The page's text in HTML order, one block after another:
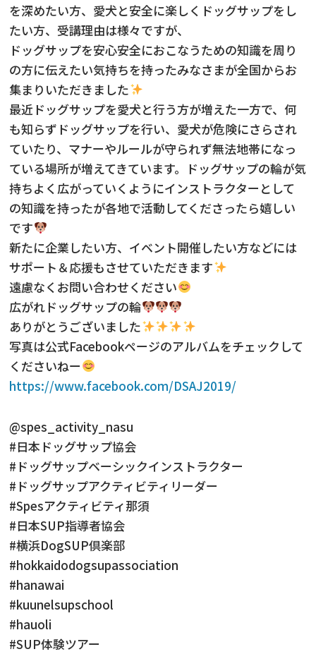
を深めたい方、愛犬と安全に楽しくドッグサップをし
たい方、受講理由は様々ですが、
ドッグサップを安心安全におこなうための知識を周り
の方に伝えたい気持ちを持ったみなさまが全国からお
集まりいただきました
最近ドッグサップを愛犬と行う方が増えた一方で、何
も知らずドッグサップを行い、愛犬が危険にさらされ
ていたり、マナーやルールが守られず無法地帯になっ
ている場所が増えてきています。ドッグサップの輪が気
持ちよく広がっていくようにインストラクターとして
の知識を持ったが各地で活動してくださったら嬉しい
です
新たに企業したい方、イベント開催したい方などには
サポート＆応援もさせていただきます
遠慮なくお問い合わせください
広がれドッグサップの輪
ありがとうございました
写真は公式Facebookページのアルバムをチェックして
くださいねー
https://www.facebook.com/DSAJ2019/
@spes_activity_nasu
#日本ドッグサップ協会
#ドッグサップベーシックインストラクター
#ドッグサップアクティビティリーダー
#Spesアクティビティ那須
#日本SUP指導者協会
#横浜DogSUP倶楽部
#hokkaidodogsupassociation
#hanawai
#kuunelsupschool
#hauoli
#SUP体験ツアー